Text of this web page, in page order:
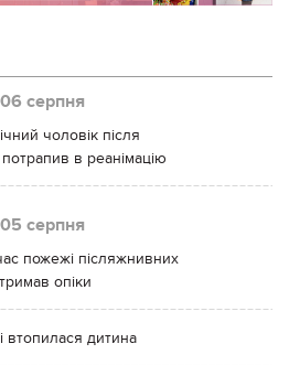
06 серпня
чоловік після
в реанімацію
05 серпня
пожежі післяжнивних
опіки
втопилася дитина